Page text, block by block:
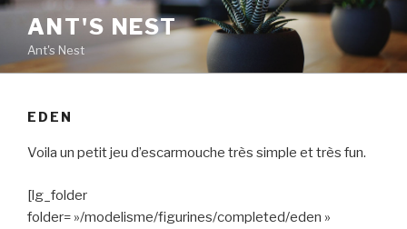
Aller
contenu
principal
ANT'S NEST
Ant's Nest
EDEN
Voila un petit jeu d’escarmouche très simple et très fun.
[lg_folder
folder= »/modelisme/figurines/completed/eden »